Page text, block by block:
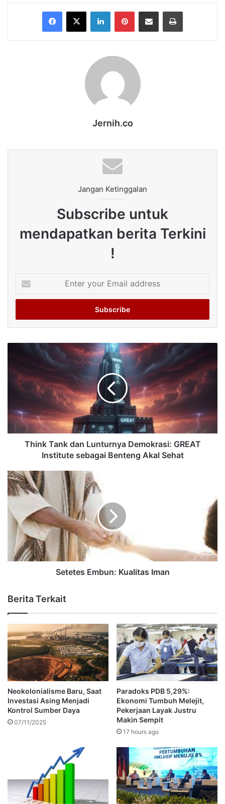
Facebook
X LinkedInPinterestShare via Email Print
Jernih.co
Jangan Ketinggalan
Subscribe untuk
mendapatkan berita Terkini
!
your
Email
Think Tank dan Lunturnya Demokrasi: GREAT
Institute sebagai Benteng Akal Sehat
Setetes Embun: Kualitas Iman
Berita Terkait
Neokolonialisme Baru, Saat
Investasi Asing Menjadi
Kontrol Sumber Daya
07/11/2025
Paradoks PDB 5,29%:
Ekonomi Tumbuh Melejit,
Pekerjaan Layak Justru
Makin Sempit
17 hours ago